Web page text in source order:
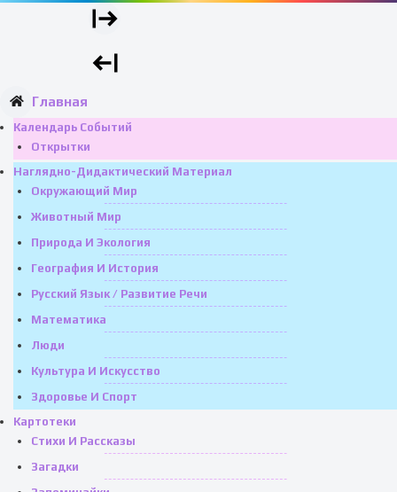
Главная
Календарь Событий
Открытки
Наглядно-Дидактический Материал
Окружающий Мир
Животный Мир
Природа И Экология
География И История
Русский Язык / Развитие Речи
Математика
Люди
Культура И Искусство
Здоровье И Спорт
Картотеки
Стихи И Рассказы
Загадки